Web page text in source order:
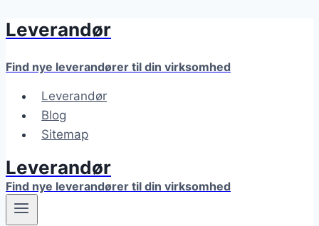
Fortsæt
indhold
Leverandør
Find nye leverandører til din virksomhed
Leverandør
Blog
Sitemap
Leverandør
Find nye leverandører til din virksomhed